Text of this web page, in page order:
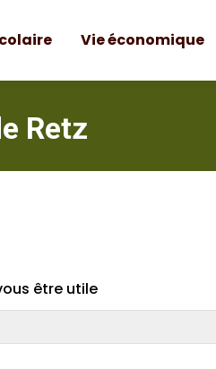
Vie économique
Retz
être utile